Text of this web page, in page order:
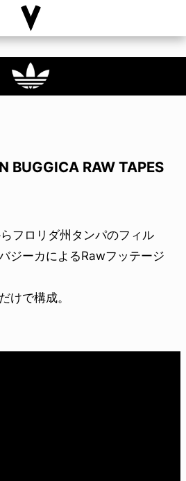
BUGGICA RAW TAPES
フロリダ州タンパのフィル
ジーカによるRawフッテージ
けで構成。